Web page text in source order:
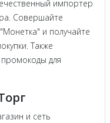
импортер
Совершайте
и получайте
Также
для
и сеть